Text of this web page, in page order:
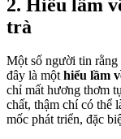
2. Hiểu lầm
trà
Một số người tin rằng
đây là mộthiểu lầm
chỉ mất hương thơm
chất, thậm chí có thể
mốc phát triển, đặc